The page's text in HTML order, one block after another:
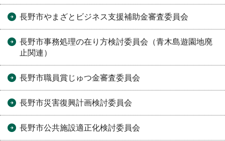
長野市やまざとビジネス支援補助金審査委員会
長野市事務処理の在り方検討委員会（青木島遊園地廃
止関連）
長野市職員賞じゅつ金審査委員会
長野市災害復興計画検討委員会
長野市公共施設適正化検討委員会